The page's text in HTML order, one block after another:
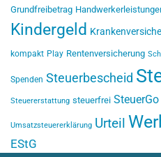
Grundfreibetrag
Kindergeld
kompakt Play Rentenversicherung
Spenden Steuerbescheid
Steuererstattung steuerfrei SteuerGo
Umsatzsteuererklärung Urteil
EStG